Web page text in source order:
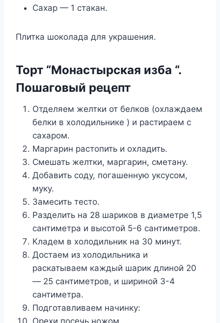
Сахар — 1 стакан.
Плитка шоколада для украшения.
Торт “Монастырская изба “.
Пошаговый рецепт
Отделяем желтки от белков (охлаждаем
белки в холодильнике ) и растираем с
сахаром.
Маргарин растопить и охладить.
Смешать желтки, маргарин, сметану.
Добавить соду, погашенную уксусом,
муку.
Замесить тесто.
Разделить на 28 шариков в диаметре 1,5
сантиметра и высотой 5-6 сантиметров.
Кладем в холодильник на 30 минут.
Достаем из холодильника и
раскатываем каждый шарик длиной 20
— 25 сантиметров, и шириной 3-4
сантиметра.
Подготавливаем начинку:
Орехи посечь ножом.